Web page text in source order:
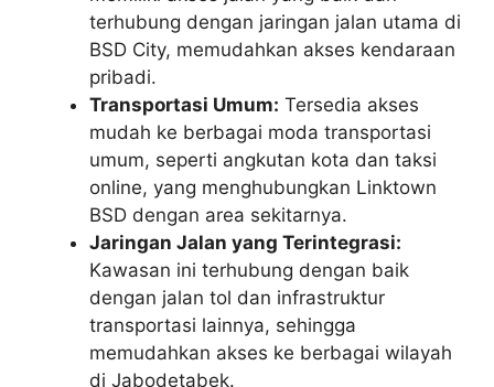
terhubung dengan jaringan jalan utama di
BSD City, memudahkan akses kendaraan
pribadi.
Transportasi Umum: Tersedia akses
mudah ke berbagai moda transportasi
umum, seperti angkutan kota dan taksi
online, yang menghubungkan Linktown
BSD dengan area sekitarnya.
Jaringan Jalan yang Terintegrasi:
Kawasan ini terhubung dengan baik
dengan jalan tol dan infrastruktur
transportasi lainnya, sehingga
memudahkan akses ke berbagai wilayah
di Jabodetabek.